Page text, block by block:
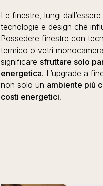
Le finestre, lungi
tecnologie e design che
Possedere finestre con
termico o vetri
significare sfruttare solo
energetica. L’upgrade a
non solo un ambiente più
costi energetici.